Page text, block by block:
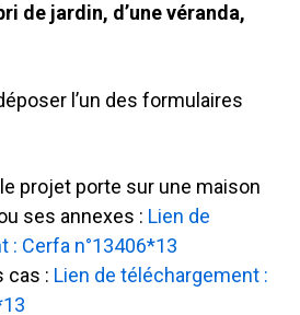
de jardin, d’une véranda,
l’un des formulaires
projet porte sur une maison
ses annexes : Lien de
: Cerfa n°13406*13
cas : Lien de téléchargement :